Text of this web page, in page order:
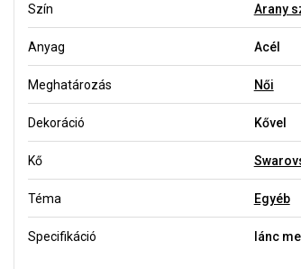
Szín Arany
Anyag Acél
Meghatározás Női
Dekoráció Kővel
Kő
Téma Egyéb
Specifikáció lánc